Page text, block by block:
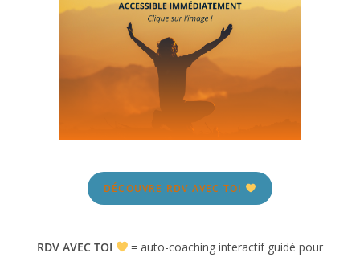
DÉCOUVRE RDV AVEC TOI
RDV AVEC TOI
= auto-coaching interactif guidé pour